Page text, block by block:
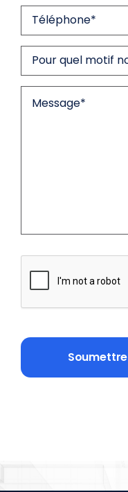
CAPTCHA
Soumettre